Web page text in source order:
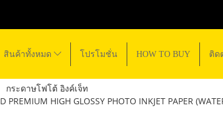
สินค้าทั้งหมด โปรโมชั่น HOW TO BUY ติด
กระดาษโฟโต้ อิงค์เจ็ท
HIGH GLOSSY PHOTO INKJET PAPER